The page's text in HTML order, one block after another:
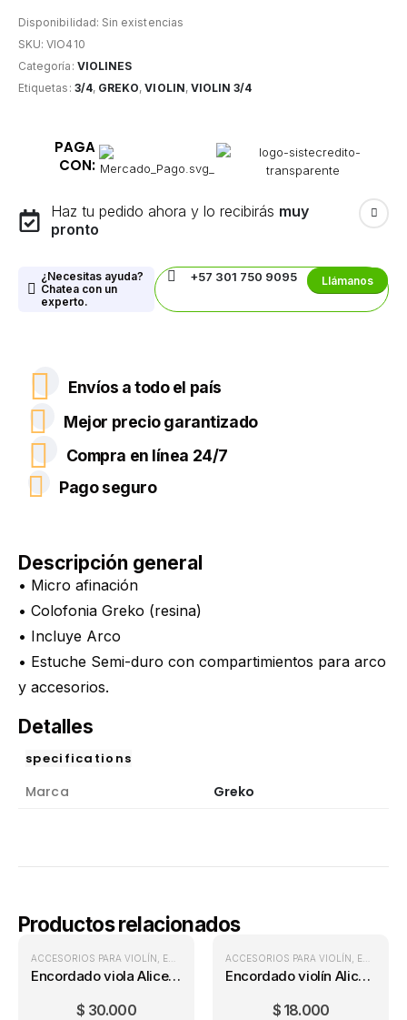
Disponibilidad: Sin existencias
SKU:VIO410
Categoría: VIOLINES
Etiquetas: 3/4, GREKO,VIOLIN, VIOLIN 3/4
PAGA
CON:
Haz tu pedido ahora y lo recibirás muy
pronto
¿Necesitas ayuda?
Chatea con un
experto.
+57 301 750 9095 Llámanos
Envíos a todo el país
Mejor precio garantizado
Compra en línea 24/7
Pago seguro
Descripción general
• Micro afinación
• Colofonia Greko (resina)
• Incluye Arco
• Estuche Semi-duro con compartimientos para arco
y accesorios.
Detalles
specifications
Marca Greko
Productos relacionados
ACCESORIOS PARA VIOLÍN ENCORDADOS DE VIOLÍN , VIOLINES
Encordado viola Alice A905
$ 30.000
ACCESORIOS PARA VIOLÍN ENCORDADOS DE VIOLÍN
Encordado violín Alice A704
$18.000